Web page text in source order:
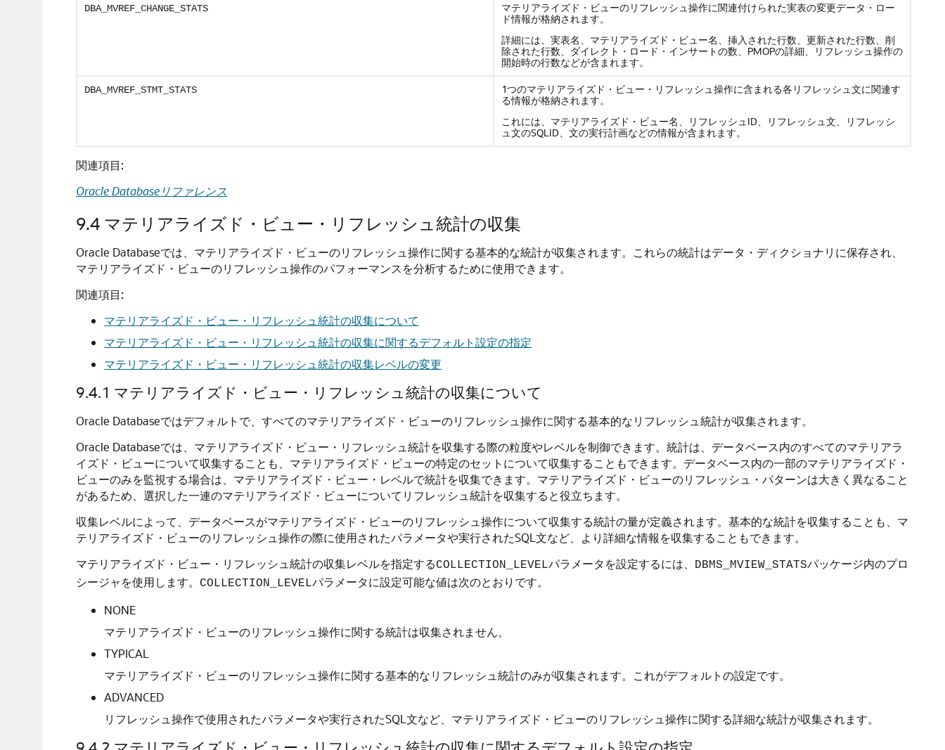
DBA_MVREF_CHANGE_STATS
マテリアライズド・ビューのリフレッシュ操作に関連付けられた実表の変更データ・ロー
ド情報が格納されます。
詳細には、実表名、マテリアライズド・ビュー名、挿入された行数、更新された行数、削
除された行数、ダイレクト・ロード・インサートの数、PMOPの詳細、リフレッシュ操作の
開始時の行数などが含まれます。
DBA_MVREF_STMT_STATS
1つのマテリアライズド・ビュー・リフレッシュ操作に含まれる各リフレッシュ文に関連す
る情報が格納されます。
これには、マテリアライズド・ビュー名、リフレッシュID、リフレッシュ文、リフレッシ
ュ文のSQLID、文の実行計画などの情報が含まれます。
関連項目:
Oracle Databaseリファレンス
9.4 マテリアライズド・ビュー・リフレッシュ統計の収集
Oracle Databaseでは、マテリアライズド・ビューのリフレッシュ操作に関する基本的な統計が収集されます。これらの統計はデータ・ディクショナリに保存され、
マテリアライズド・ビューのリフレッシュ操作のパフォーマンスを分析するために使用できます。
関連項目:
マテリアライズド・ビュー・リフレッシュ統計の収集について
マテリアライズド・ビュー・リフレッシュ統計の収集に関するデフォルト設定の指定
マテリアライズド・ビュー・リフレッシュ統計の収集レベルの変更
9.4.1 マテリアライズド・ビュー・リフレッシュ統計の収集について
Oracle Databaseではデフォルトで、すべてのマテリアライズド・ビューのリフレッシュ操作に関する基本的なリフレッシュ統計が収集されます。
Oracle Databaseでは、マテリアライズド・ビュー・リフレッシュ統計を収集する際の粒度やレベルを制御できます。統計は、データベース内のすべてのマテリアラ
イズド・ビューについて収集することも、マテリアライズド・ビューの特定のセットについて収集することもできます。データベース内の一部のマテリアライズド・
ビューのみを監視する場合は、マテリアライズド・ビュー・レベルで統計を収集できます。マテリアライズド・ビューのリフレッシュ・パターンは大きく異なること
があるため、選択した一連のマテリアライズド・ビューについてリフレッシュ統計を収集すると役立ちます。
収集レベルによって、データベースがマテリアライズド・ビューのリフレッシュ操作について収集する統計の量が定義されます。基本的な統計を収集することも、マ
テリアライズド・ビューのリフレッシュ操作の際に使用されたパラメータや実行されたSQL文など、より詳細な情報を収集することもできます。
マテリアライズド・ビュー・リフレッシュ統計の収集レベルを指定するCOLLECTION_LEVELパラメータを設定するには、 DBMS_MVIEW_STATSパッケージ内のプロ
シージャを使用します。
COLLECTION_LEVELパラメータに設定可能な値は次のとおりです。
NONE
マテリアライズド・ビューのリフレッシュ操作に関する統計は収集されません。
TYPICAL
マテリアライズド・ビューのリフレッシュ操作に関する基本的なリフレッシュ統計のみが収集されます。これがデフォルトの設定です。
ADVANCED
リフレッシュ操作で使用されたパラメータや実行されたSQL文など、マテリアライズド・ビューのリフレッシュ操作に関する詳細な統計が収集されます。